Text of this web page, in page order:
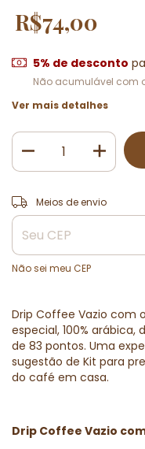
R$74,00
5% de desconto
Não acumulável com
Ver mais detalhes
Entregas para o CEP:
Meios de envio
Não sei meu CEP
Drip Coffee Vazio com
especial, 100%
de 83 pontos. Uma
sugestão de Kit para
do café em casa.
Drip Coffee Vazio